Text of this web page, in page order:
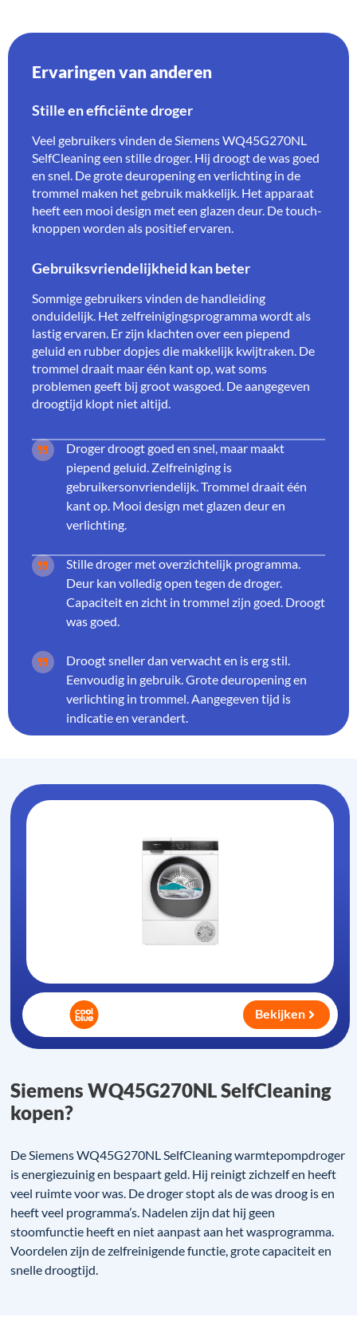
Ervaringen van anderen
Stille en efficiënte droger
Veel gebruikers vinden de Siemens WQ45G270NL
SelfCleaning een stille droger. Hij droogt de was goed
en snel. De grote deuropening en verlichting in de
trommel maken het gebruik makkelijk. Het apparaat
heeft een mooi design met een glazen deur. De touch-
knoppen worden als positief ervaren.
Gebruiksvriendelijkheid kan beter
Sommige gebruikers vinden de handleiding
onduidelijk. Het zelfreinigingsprogramma wordt als
lastig ervaren. Er zijn klachten over een piepend
geluid en rubber dopjes die makkelijk kwijtraken. De
trommel draait maar één kant op, wat soms
problemen geeft bij groot wasgoed. De aangegeven
droogtijd klopt niet altijd.
Droger droogt goed en snel, maar maakt
piepend geluid. Zelfreiniging is
gebruikersonvriendelijk. Trommel draait één
kant op. Mooi design met glazen deur en
verlichting.
Stille droger met overzichtelijk programma.
Deur kan volledig open tegen de droger.
Capaciteit en zicht in trommel zijn goed. Droogt
was goed.
Droogt sneller dan verwacht en is erg stil.
Eenvoudig in gebruik. Grote deuropening en
verlichting in trommel. Aangegeven tijd is
indicatie en verandert.
Siemens WQ45G270NL SelfCleaning
kopen?
De Siemens WQ45G270NL SelfCleaning warmtepompdroger
is energiezuinig en bespaart geld. Hij reinigt zichzelf en heeft
veel ruimte voor was. De droger stopt als de was droog is en
heeft veel programma’s. Nadelen zijn dat hij geen
stoomfunctie heeft en niet aanpast aan het wasprogramma.
Voordelen zijn de zelfreinigende functie, grote capaciteit en
snelle droogtijd.
Bekijken